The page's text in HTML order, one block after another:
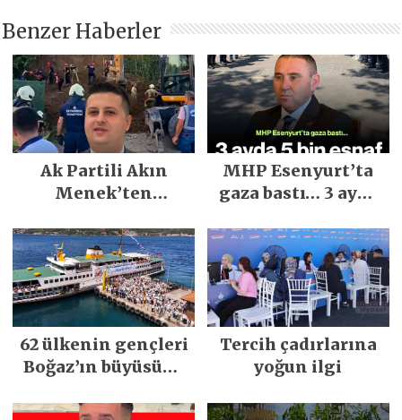
Benzer Haberler
Ak Partili Akın
Menek’ten
heyelan sonrası
kritik uyarı
MHP Esenyurt’ta
gaza bastı… 3 ayda
edildi
62 ülkenin gençleri
Boğaz’ın büyüsüne
Tercih çadırlarına
yoğun ilgi